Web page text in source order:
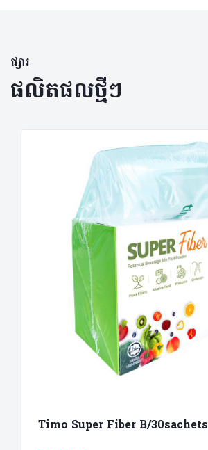
ផ្សារ
ផលិតផលថ្មីៗ
Timo Super Fiber B/30sachets